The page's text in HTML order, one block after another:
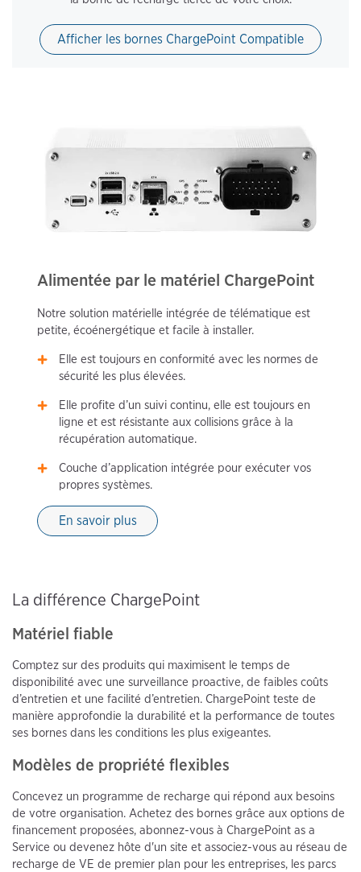
Afficher les bornes ChargePoint Compatible
Alimentée par le matériel ChargePoint
Notre solution matérielle intégrée de télématique est
petite, écoénergétique et facile à installer.
Elle est toujours en conformité avec les normes de
sécurité les plus élevées.
Elle profite d’un suivi continu, elle est toujours en
ligne et est résistante aux collisions grâce à la
récupération automatique.
Couche d’application intégrée pour exécuter vos
propres systèmes.
En savoir plus
La différence ChargePoint
Matériel fiable
Comptez sur des produits qui maximisent le temps de
disponibilité avec une surveillance proactive, de faibles coûts
d’entretien et une facilité d’entretien. ChargePoint teste de
manière approfondie la durabilité et la performance de toutes
ses bornes dans les conditions les plus exigeantes.
Modèles de propriété flexibles
Concevez un programme de recharge qui répond aux besoins
de votre organisation. Achetez des bornes grâce aux options de
financement proposées, abonnez-vous à ChargePoint as a
Service ou devenez hôte d'un site et associez-vous au réseau de
recharge de VE de premier plan pour les entreprises, les parcs